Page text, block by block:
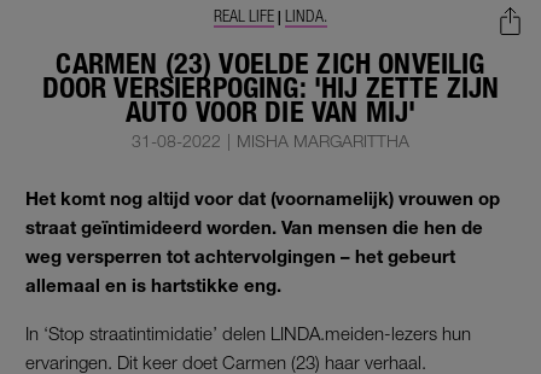
CARMEN (23) VOELDE ZICH ONVEILIG
DOOR VERSIERPOGING: 'HIJ ZETTE ZIJN
AUTO VOOR DIE VAN MIJ'
REAL LIFE | LINDA.
31-08-2022 | MISHA MARGARITTHA
Het komt nog altijd voor dat (voornamelijk) vrouwen op
straat geïntimideerd worden. Van mensen die hen de
weg versperren tot achtervolgingen – het gebeurt
allemaal en is hartstikke eng.
In ‘Stop straatintimidatie’ delen LINDA.meiden-lezers hun
ervaringen. Dit keer doet Carmen (23) haar verhaal.